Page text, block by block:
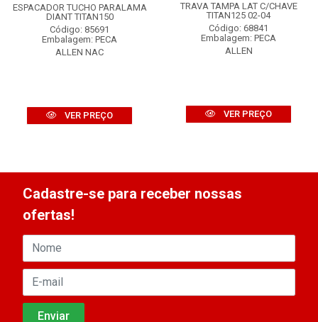
ESPACADOR TUCHO PARALAMA
DIANT TITAN150
Código: 85691
Embalagem: PECA
ALLEN NAC
VER PREÇO
TRAVA TAMPA LAT C/CHAVE
TITAN125 02-04
Código: 68841
Embalagem: PECA
ALLEN
VER PREÇO
Cadastre-se para receber nossas
ofertas!